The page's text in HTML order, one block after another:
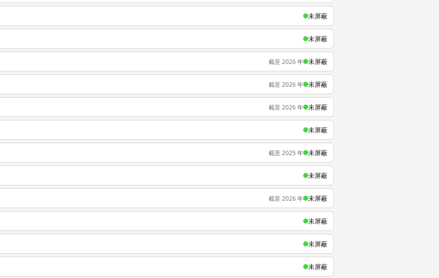
未屏蔽
未屏蔽
截至 2026 年 未屏蔽
截至 2026 年 未屏蔽
截至 2026 年 未屏蔽
未屏蔽
截至 2025 年 未屏蔽
未屏蔽
截至 2026 年 未屏蔽
未屏蔽
未屏蔽
未屏蔽